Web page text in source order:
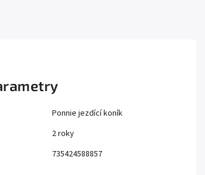
Ponnie jezdící koník
2 roky
735424588857